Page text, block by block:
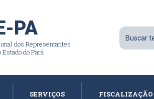
PA
dos Representantes
do Pará
SERVIÇOS FISCALIZAÇÃO